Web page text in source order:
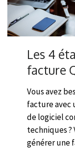
Les 4
facture
Vous avez
facture avec
de logiciel
techniques ?
générer une